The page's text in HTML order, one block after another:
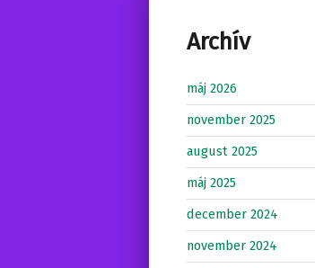
Archív
máj 2026
november 2025
august 2025
máj 2025
december 2024
november 2024